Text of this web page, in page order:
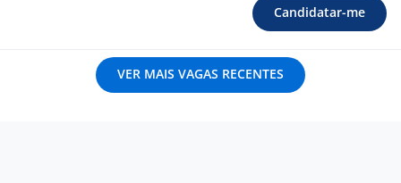
Candidatar-me
VER MAIS VAGAS RECENTES